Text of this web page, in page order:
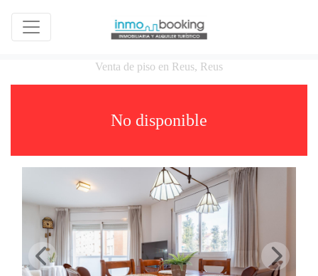
Venta de piso en Reus, Reus
No disponible